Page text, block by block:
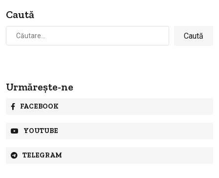
Caută
după:
Urmărește-ne
FACEBOOK
YOUTUBE
TELEGRAM